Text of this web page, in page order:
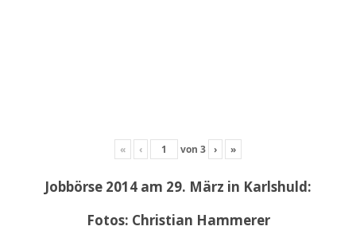
« ‹ von 3 › »
Jobbörse 2014 am 29. März in Karlshuld:
Fotos: Christian Hammerer